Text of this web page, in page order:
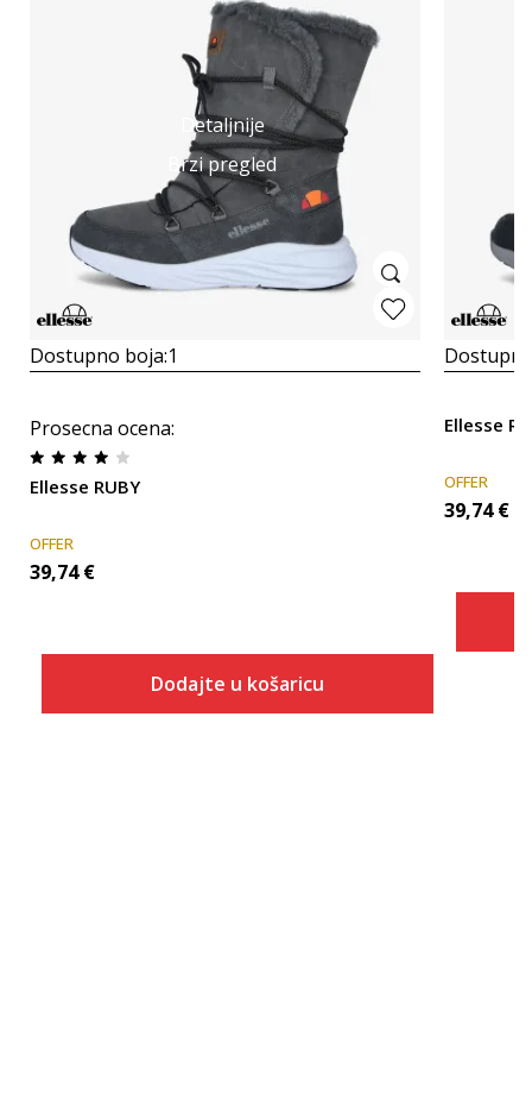
Detaljnije
Brzi pregled
Dostupno boja:1
Prosecna ocena:
Ellesse RUBY
OFFER
39,74 €
Dodajte u košaricu
Ellesse
OFFER
39,74 €